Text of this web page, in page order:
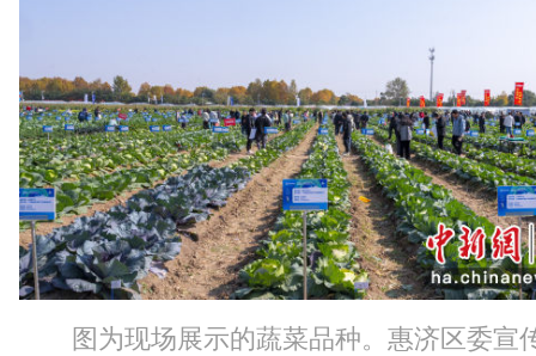
图为现场展示的蔬菜品种。惠济区委宣